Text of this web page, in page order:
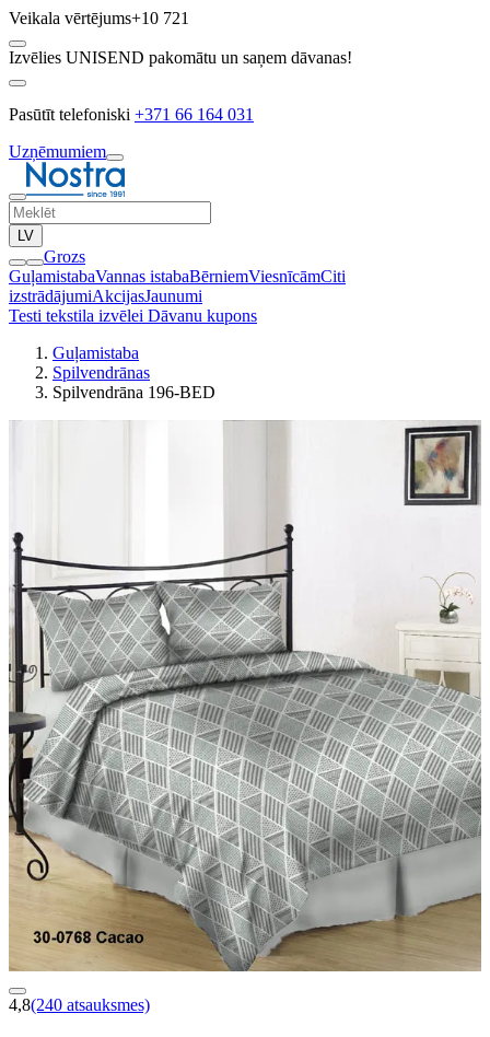
Veikala vērtējums+10 721
Izvēlies UNISEND pakomātu un saņem dāvanas!
Pasūtīt telefoniski +371 66 164 031
Uzņēmumiem
LV
Grozs
GuļamistabaVannas istabaBērniemViesnīcāmCiti
izstrādājumiAkcijasJaunumi
Testi tekstila izvēlei Dāvanu kupons
Guļamistaba
Spilvendrānas
Spilvendrāna 196-BED
4,8(240 atsauksmes)